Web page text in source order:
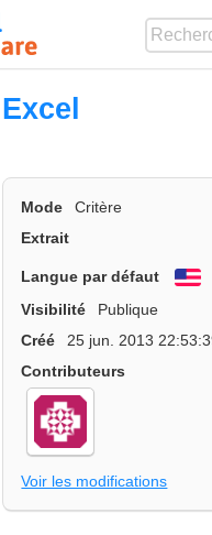
Excel
Mode Critère
Extrait
Langue par défaut
Visibilité
Publique
Créé
25 jun. 2013
Contributeurs
Voir les modifications